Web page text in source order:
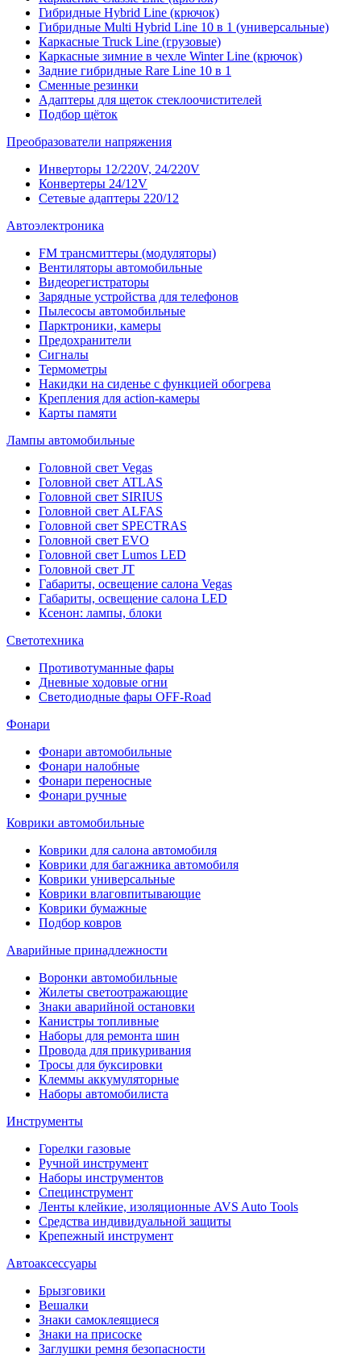
Гибридные Hybrid Line (крючок)
Гибридные Multi Hybrid Line 10 в 1 (универсальные)
Каркасные Truck Line (грузовые)
Каркасные зимние в чехле Winter Line (крючок)
Задние гибридные Rare Line 10 в 1
Сменные резинки
Адаптеры для щеток стеклоочистителей
Подбор щёток
Преобразователи напряжения
Инверторы 12/220V, 24/220V
Конвертеры 24/12V
Сетевые адаптеры 220/12
Автоэлектроника
FM трансмиттеры (модуляторы)
Вентиляторы автомобильные
Видеорегистраторы
Зарядные устройства для телефонов
Пылесосы автомобильные
Парктроники, камеры
Предохранители
Сигналы
Термометры
Накидки на сиденье с функцией обогрева
Крепления для action-камеры
Карты памяти
Лампы автомобильные
Головной свет Vegas
Головной свет ATLAS
Головной свет SIRIUS
Головной свет ALFAS
Головной свет SPECTRAS
Головной свет EVO
Головной свет Lumos LED
Головной свет JT
Габариты, освещение салона Vegas
Габариты, освещение салона LED
Ксенон: лампы, блоки
Светотехника
Противотуманные фары
Дневные ходовые огни
Светодиодные фары OFF-Road
Фонари
Фонари автомобильные
Фонари налобные
Фонари переносные
Фонари ручные
Коврики автомобильные
Коврики для салона автомобиля
Коврики для багажника автомобиля
Коврики универсальные
Коврики влаговпитывающие
Коврики бумажные
Подбор ковров
Аварийные принадлежности
Воронки автомобильные
Жилеты светоотражающие
Знаки аварийной остановки
Канистры топливные
Наборы для ремонта шин
Провода для прикуривания
Тросы для буксировки
Клеммы аккумуляторные
Наборы автомобилиста
Инструменты
Горелки газовые
Ручной инструмент
Наборы инструментов
Специнструмент
Ленты клейкие, изоляционные AVS Auto Tools
Средства индивидуальной защиты
Крепежный инструмент
Автоаксессуары
Брызговики
Вешалки
Знаки самоклеящиеся
Знаки на присоске
Заглушки ремня безопасности